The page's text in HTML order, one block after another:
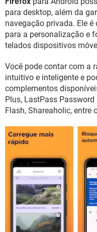
GUIA DE COMPRAS
para desktop, além da
navegação privada. Ele
para a personalização e
telados dispositivos
Você pode contar com a
intuitivo e inteligente e
complementos
Plus, LastPass
Flash, Shareaholic, entre